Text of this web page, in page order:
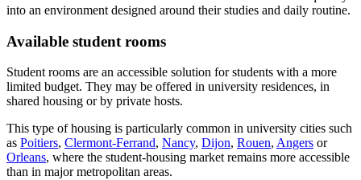
into an environment designed around their studies and daily routine.
Available student rooms
Student rooms are an accessible solution for students with a more
limited budget. They may be offered in university residences, in
shared housing or by private hosts.
This type of housing is particularly common in university cities such
as Poitiers, Clermont-Ferrand, Nancy, Dijon, Rouen, Angers or
Orleans, where the student-housing market remains more accessible
than in major metropolitan areas.